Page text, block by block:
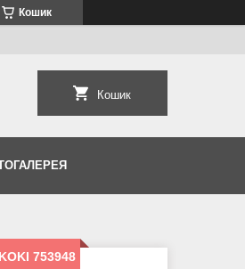
Кошик
Кошик
753948